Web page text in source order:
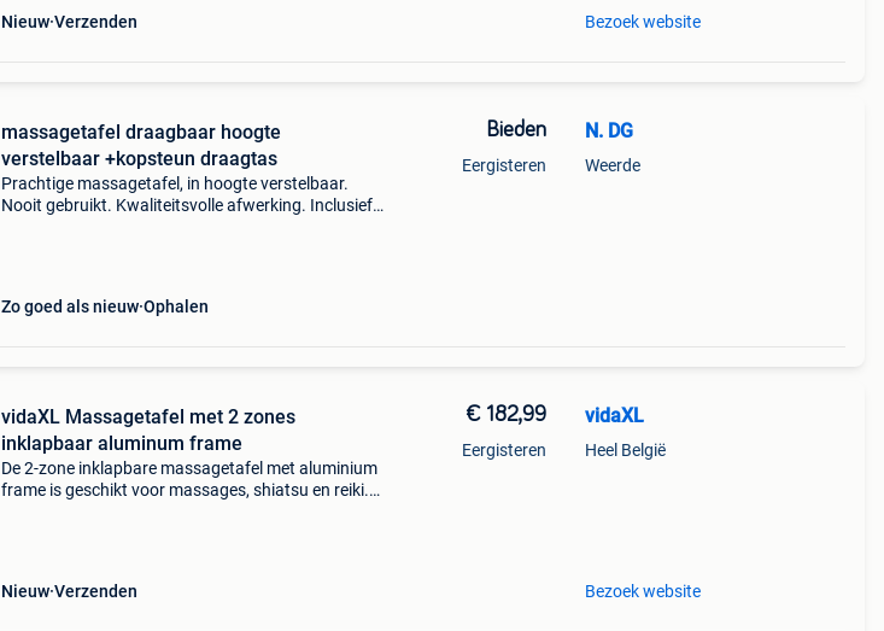
Nieuw Verzenden Bezoek website
massagetafel draagbaar hoogte
verstelbaar +kopsteun draagtas
Prachtige massagetafel, in hoogte verstelbaar.
Nooit gebruikt. Kwaliteitsvolle afwerking. Inclusief
Zo goed als nieuw Ophalen
Bieden
Eergisteren
N. DG
Weerde
vidaXL Massagetafel met 2 zones
inklapbaar aluminum frame
De 2-zone inklapbare massagetafel met aluminium
frame is geschikt voor massages, shiatsu en reiki.
Nieuw Verzenden
€ 182,99
Eergisteren
vidaXL
Heel België
Bezoek website